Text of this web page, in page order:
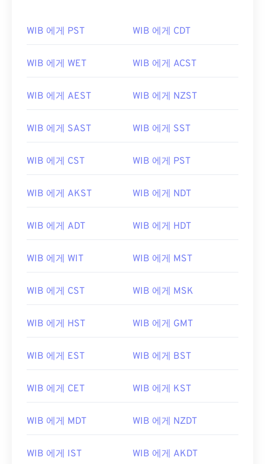
WIB 에게 PST WIB 에게 CDT
WIB 에게 WET WIB 에게 ACST
WIB 에게 AEST WIB 에게 NZST
WIB 에게 SAST WIB 에게 SST
WIB 에게 CST WIB 에게 PST
WIB 에게 AKST WIB 에게 NDT
WIB 에게 ADT WIB 에게 HDT
WIB 에게 WIT WIB 에게 MST
WIB 에게 CST WIB 에게 MSK
WIB 에게 HST WIB 에게 GMT
WIB 에게 EST WIB 에게 BST
WIB 에게 CET WIB 에게 KST
WIB 에게 MDT WIB 에게 NZDT
WIB 에게 IST WIB 에게 AKDT